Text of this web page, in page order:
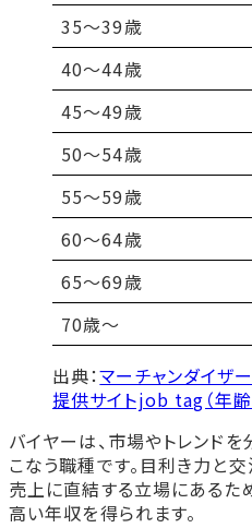
35～39歳
40～44歳
45～49歳
50〜54歳
55〜59歳
60〜64歳
65〜69歳
70歳〜
出典：マーチャンダイザ
提供サイトjob tag（年齢
バイヤーは、市場やトレンド
こなう職種です。目利き力と
売上に直結する立場にあるた
高い年収を得られます。